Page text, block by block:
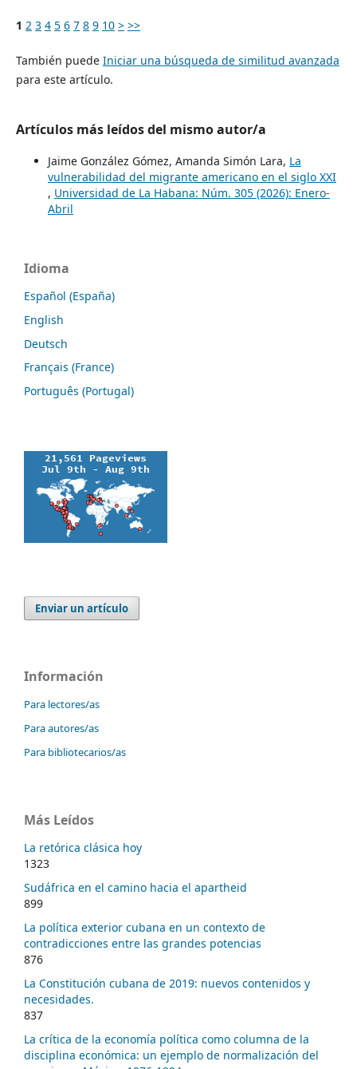
1 2 3 4 5 6 7 8 9 10 > >>
También puede Iniciar una búsqueda de similitud avanzada
para este artículo.
Artículos más leídos del mismo autor/a
Jaime González Gómez, Amanda Simón Lara, La
vulnerabilidad del migrante americano en el siglo XXI
, Universidad de La Habana: Núm. 305 (2026): Enero-
Abril
Idioma
Español (España)
English
Deutsch
Français (France)
Português (Portugal)
Enviar un artículo
Información
Para lectores/as
Para autores/as
Para bibliotecarios/as
Más Leídos
La retórica clásica hoy
1323
Sudáfrica en el camino hacia el apartheid
899
La política exterior cubana en un contexto de
contradicciones entre las grandes potencias
876
La Constitución cubana de 2019: nuevos contenidos y
necesidades.
837
La crítica de la economía política como columna de la
disciplina económica: un ejemplo de normalización del